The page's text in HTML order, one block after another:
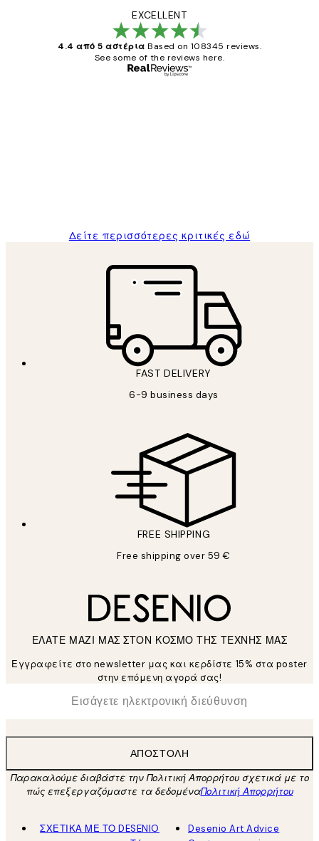
EXCELLENT
4.4 από 5 αστέρια Based on 108345 reviews.
See some of the reviews here.
Δείτε περισσότερες κριτικές εδώ
FAST DELIVERY
6-9 business days
FREE SHIPPING
Free shipping over 59 €
ΕΛΑΤΕ ΜΑΖΙ ΜΑΣ ΣΤΟΝ ΚΟΣΜΟ ΤΗΣ ΤΕΧΝΗΣ ΜΑΣ
Εγγραφείτε στο newsletter μας και κερδίστε 15% στα poster
στην επόμενη αγορά σας!
Ηλεκτρονική Διεύθυνση
ΑΠΟΣΤΟΛΉ
Παρακαλούμε διαβάστε την Πολιτική Απορρήτου σχετικά με το
πώς επεξεργαζόμαστε τα δεδομέναΠολιτική Απορρήτου
ΣΧΕΤΙΚΑ ΜΕ ΤΟ DESENIO
Desenio Art Advice